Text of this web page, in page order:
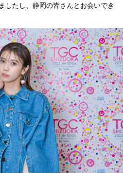
したし、静岡の皆さんとお会いでき